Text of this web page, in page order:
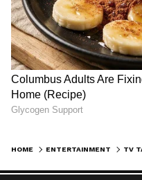
HOME ENTERTAINMENT TV